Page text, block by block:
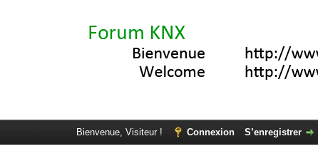
Bienvenue, Visiteur ! Connexion S’enregistrer